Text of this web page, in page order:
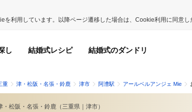
を利用しています。以降ページ遷移した場合は、Cookie利用に同意し
し 結婚式レシピ 結婚式のダンドリ
重 津・松阪・名張・鈴鹿 津市 阿漕駅 アールベルアンジェ Mie
・松阪・名張・鈴鹿 （三重県 津市）